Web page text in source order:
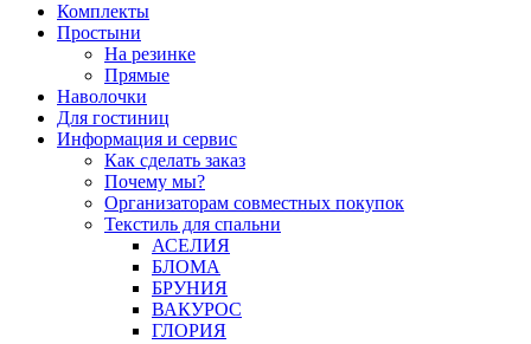
Комплекты
Простыни
На резинке
Прямые
Наволочки
Для гостиниц
Информация и сервис
Как сделать заказ
Почему мы?
Организаторам совместных покупок
Текстиль для спальни
АСЕЛИЯ
БЛОМА
БРУНИЯ
ВАКУРОС
ГЛОРИЯ